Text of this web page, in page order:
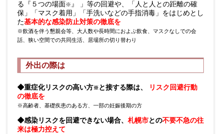
る『５つの場面※ 』 」等の回避や、「人と人との距離の確
保」「マスク着用」「手洗いなどの手指消毒」をはじめとし
た基本的な感染防止対策の徹底を
※飲酒を伴う懇親会等、大人数や長時間におよぶ飲食、マスクなしでの会
話、狭い空間での共同生活、居場所の切り替わり
外出の際は
◆重症化リスクの高い方※ と接する際は、
リスク回避行動
の徹底を
※高齢者、基礎疾患のある方、一部の妊娠後期の方
◆感染リスクを回避できない場合、 札幌市との不要不急の往
来は極力控えて